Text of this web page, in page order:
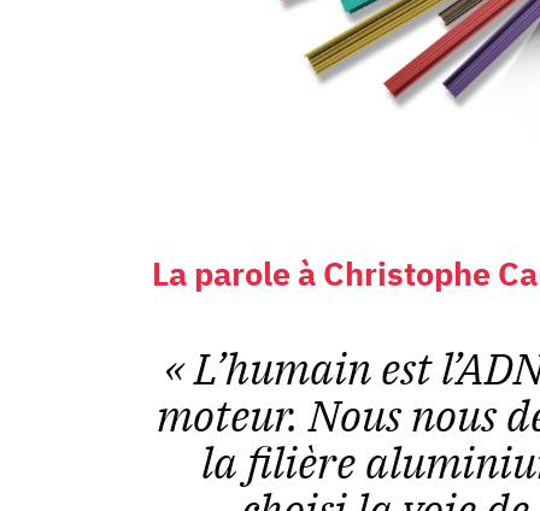
La parole à Christophe
« L’humain est
moteur. Nous nous
la filière